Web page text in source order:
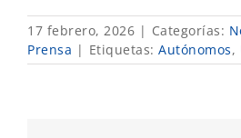
17 febrero, 2026 | Categorías:
Prensa | Etiquetas: Autónomos,